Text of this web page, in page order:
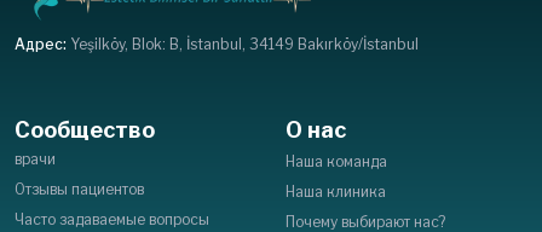
Адрес: Yeşilköy, Blok: B, İstanbul, 34149 Bakırköy/İstanbul
Сообщество
врачи
Отзывы пациентов
Часто задаваемые вопросы
О нас
Наша команда
Наша клиника
Почему выбирают нас?